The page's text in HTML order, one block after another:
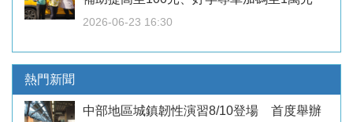
2026-06-23 16:30
熱門新聞
中部地區城鎮韌性演習8/10登場 首度舉辦